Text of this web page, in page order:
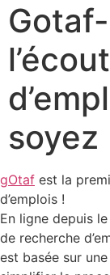
soyez
gOtaf est la
d’emplois !
En ligne depuis
de recherche
est basée sur